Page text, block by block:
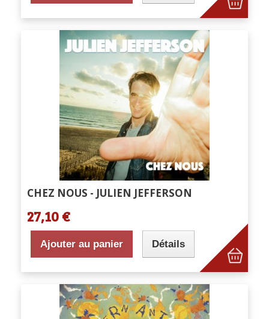
CHEZ NOUS - JULIEN JEFFERSON
27,10 €
Ajouter au panier Détails